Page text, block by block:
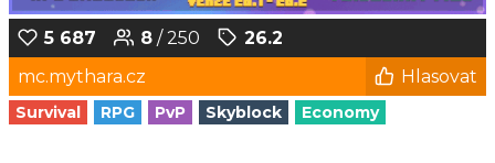
5 687 8 / 250
26.2
mc.mythara.cz
Hlasovat
Survival RPG PvP Skyblock Economy